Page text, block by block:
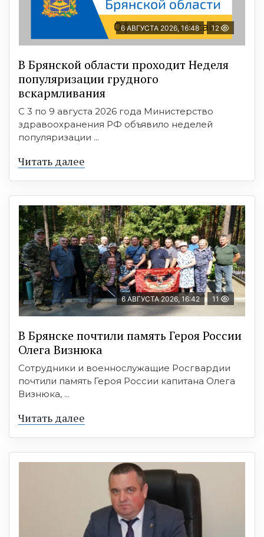
6 АВГУСТА 2026, 16:48 12
В Брянской области проходит Неделя
популяризации грудного
вскармливания
С 3 по 9 августа 2026 года Министерство
здравоохранения РФ объявило неделей
популяризации ...
Читать далее
6 АВГУСТА 2026, 16:42 11
В Брянске почтили память Героя России
Олега Визнюка
Сотрудники и военнослужащие Росгвардии
почтили память Героя России капитана Олега
Визнюка, ...
Читать далее